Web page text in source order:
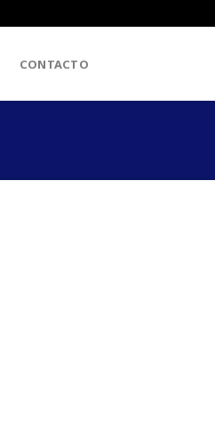
CONTACTO